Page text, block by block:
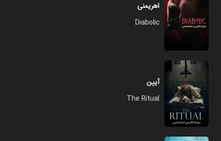
اهریمنی
Diabolic
آیین
The Ritual